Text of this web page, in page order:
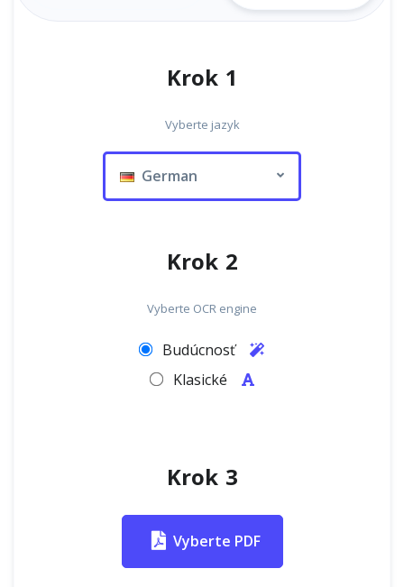
Krok 1
Vyberte jazyk
German
Krok 2
Vyberte OCR engine
Budúcnosť
Klasické
Krok 3
Vyberte PDF